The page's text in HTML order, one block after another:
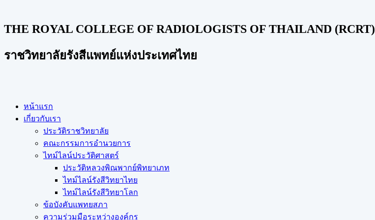
THE ROYAL COLLEGE OF RADIOLOGISTS OF THAILAND (RCRT)
ราชวิทยาลัยรังสีแพทย์แห่งประเทศไทย
หน้าแรก
เกี่ยวกับเรา
ประวัติราชวิทยาลัย
คณะกรรมการอำนวยการ
ไทม์ไลน์ประวัติศาสตร์
ประวัติหลวงพิณพากย์พิทยาเภท
ไทม์ไลน์รังสีวิทยาไทย
ไทม์ไลน์รังสีวิทยาโลก
ข้อบังคับแพทยสภา
ความร่วมมือระหว่างองค์กร